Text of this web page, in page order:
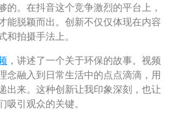
的。在抖音这个竞争激烈的平台上，
能脱颖而出。创新不仅仅体现在内容
拍摄手法上。
，讲述了一个关于环保的故事。视频
念融入到日常生活中的点点滴滴，用
出来。这种创新让我印象深刻，也让
引观众的关键。